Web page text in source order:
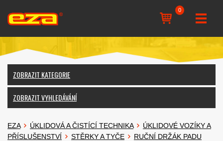
0
ZOBRAZIT KATEGORIE
ZOBRAZIT VYHLEDÁVÁNÍ
EZA ÚKLIDOVÁ A ČISTÍCÍ TECHNIKA
ÚKLIDOVÉ VOZÍKY A
PŘÍSLUŠENSTVÍ
STĚRKY A TYČE RUČNÍ DRŽÁK PADU